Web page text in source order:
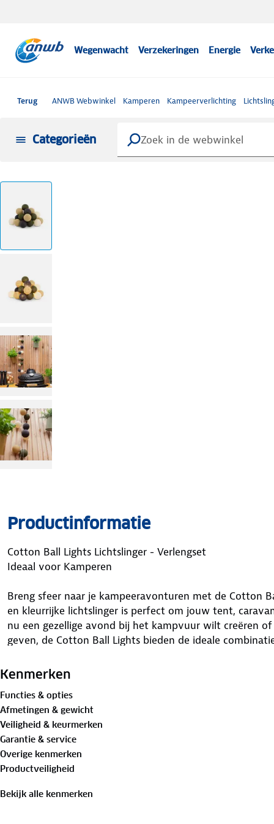
Wegenwacht Verzekeringen Energie
Terug ANWB Webwinkel Kamperen Kampeerverlichting
Categorieën
Productinformatie
Cotton Ball Lights Lichtslinger - Verlengset
Ideaal voor Kamperen
Breng sfeer naar je kampeeravonturen met de Cotton
en kleurrijke lichtslinger is perfect om jouw tent,
nu een gezellige avond bij het kampvuur wilt creëren
geven, de Cotton Ball Lights bieden de ideale
Voordelen van de Cotton Ball Lights lichtslinger:
knusse sfeer creëert.
- Eenvoudig mee te nemen: Lichtgewicht en compact,
- Duurzaam en waterbestendig: Geschikt voor zowel
- Energiezuinig: Werkt op 5 volt en kan op een
- Personalisatie: Verkrijgbaar in verschillende
unieke uitstraling te geven.
De lichtslinger is energiezuinig en werkt op 5 volt. Met
Kenmerken
Functies & opties
Afmetingen & gewicht
Veiligheid & keurmerken
Garantie & service
Overige kenmerken
Productveiligheid
Bekijk alle kenmerken